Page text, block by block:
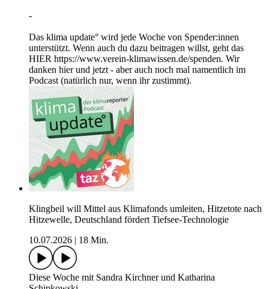
-
Das klima update° wird jede Woche von Spender:innen
unterstützt. Wenn auch du dazu beitragen willst, geht das
HIER https://www.verein-klimawissen.de/spenden. Wir
danken hier und jetzt - aber auch noch mal namentlich im
Podcast (natürlich nur, wenn ihr zustimmt).
Klingbeil will Mittel aus Klimafonds umleiten, Hitzetote nach
Hitzewelle, Deutschland fördert Tiefsee-Technologie
10.07.2026
18 Min.
Diese Woche mit Sandra Kirchner und Katharina